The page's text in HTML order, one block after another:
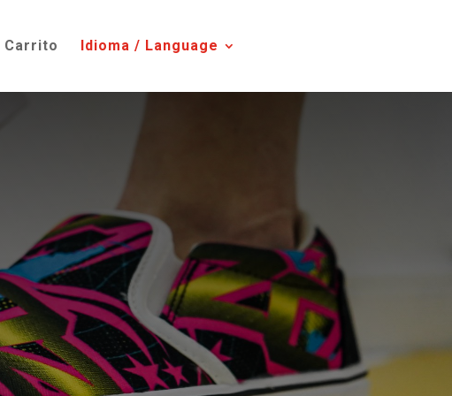
Carrito Idioma / Language